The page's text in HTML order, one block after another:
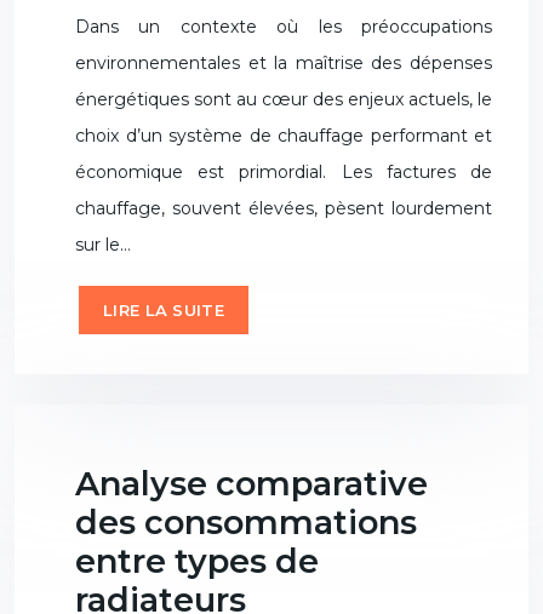
Dans un contexte où les préoccupations
environnementales et la maîtrise des dépenses
énergétiques sont au cœur des enjeux actuels, le
choix d’un système de chauffage performant et
économique est primordial. Les factures de
chauffage, souvent élevées, pèsent lourdement
sur le…
LIRE LA SUITE
Analyse comparative
des consommations
entre types de
radiateurs